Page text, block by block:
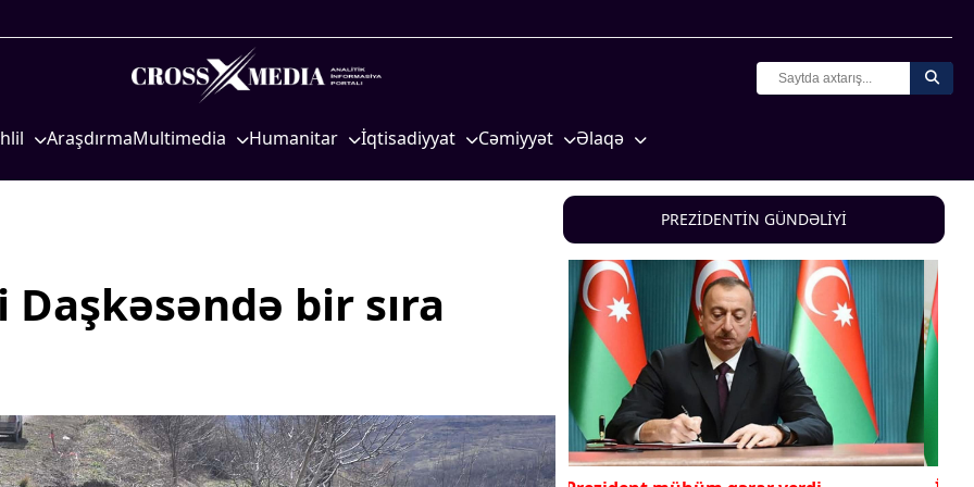
AraşdırmaMultimedia Humanitar
Mədəniyyətimizin Zəfəri
Ailə və uşaq
Turizm
İqtisadiyyat
Kənd təsərrüfatı
nəqliyyat
COP29
Cəmiyyət
Məhkəmə və hüquq
Gənclər və İdman
Hadisə
Sağlamlıq
Əlaqə
bir sıra
PREZİDENTİN GÜNDƏLİYİ